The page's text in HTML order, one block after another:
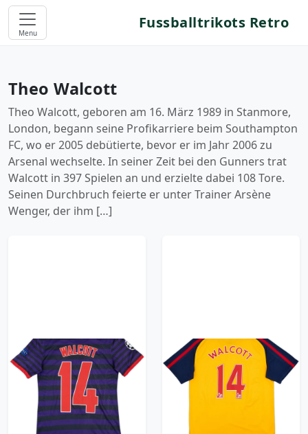
Menu
Fussballtrikots Retro
Theo Walcott
Theo Walcott, geboren am 16. März 1989 in Stanmore,
London, begann seine Profikarriere beim Southampton
FC, wo er 2005 debütierte, bevor er im Jahr 2006 zu
Arsenal wechselte. In seiner Zeit bei den Gunners trat
Walcott in 397 Spielen an und erzielte dabei 108 Tore.
Seinen Durchbruch feierte er unter Trainer Arsène
Wenger, der ihm […]
2012-13 Arsenal
Match Issue Away
Shirt Walcott #14
599.99£ · ca. €708
Trikot kaufen
2008-09 Arsenal Away
Shirt Walcott #14 -
8/10 - (L)
149.99£ · ca. €177